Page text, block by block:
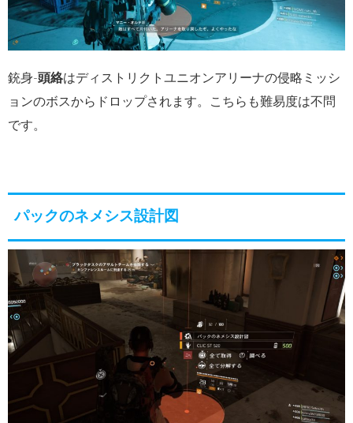
銃身-頭絡はディストリクトユニオンアリーナの侵略ミッシ
ョンのボスからドロップされます。こちらも難易度は不問
です。
パックのネメシス設計図